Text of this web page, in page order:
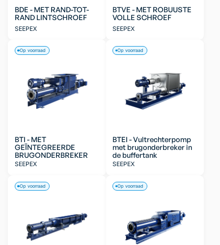
BDE - MET RAND-TOT-
RAND LINTSCHROEF
SEEPEX
BTVE - MET ROBUUSTE
VOLLE SCHROEF
SEEPEX
BTI - MET
GEÏNTEGREERDE
BRUGONDERBREKER
SEEPEX
Op voorraad
BTEI - Vultrechterpomp
met brugonderbreker in
de buffertank
SEEPEX
Op voorraad
Op voorraad Op voorraad